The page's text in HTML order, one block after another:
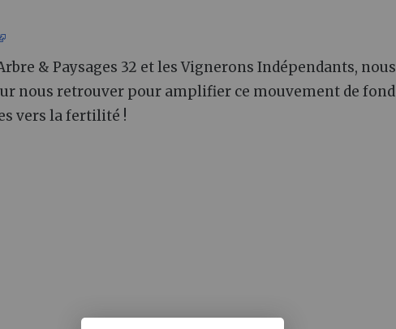
& Paysages 32 et les Vignerons Indépendants, nous
nous retrouver pour amplifier ce mouvement de fond
vers la fertilité !